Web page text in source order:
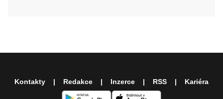
Kontakty Redakce Inzerce RSS Kariéra